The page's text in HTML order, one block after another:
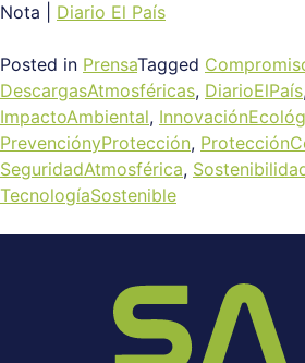
Nota | Diario El País
Posted in PrensaTagged
DescargasAtmosféricas, DiarioElPaís,
ImpactoAmbiental,
PrevenciónyProtección,
SeguridadAtmosférica,
TecnologíaSostenible